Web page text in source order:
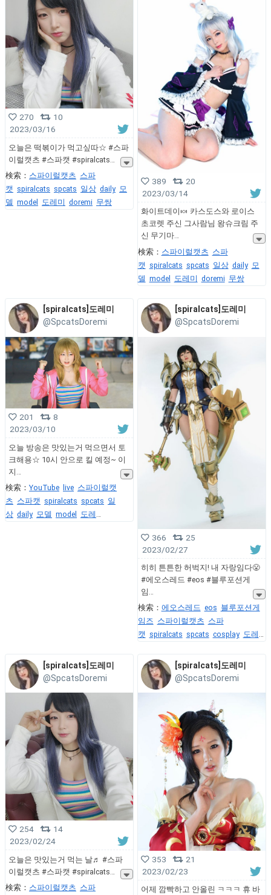
270
10
2023/03/16
오늘은 떡볶이가 먹고싶따☆ #스파
이럴캣츠 #스파캣 #spiralcats
検索： 스파이럴캣츠 스파
캣 spiralcats spcats 일상 daily 모
델 model 도레미 doremi 무쌍
389
20
2023/03/14
화이트데이🍬 카스도스와 로이스
초코렛 주신 그사람님 왕슈크림 주
신 무기마
検索： 스파이럴캣츠 스파
캣 spiralcats spcats 일상 daily 모
델 model 도레미 doremi 무쌍
[spiralcats]도레미
@SpcatsDoremi
201
8
2023/03/10
오늘 방송은 맛있는거 먹으면서 토
크해용☆ 10시 안으로 킬 예정~ 이
지
検索： YouTube live 스파이럴캣
츠 스파캣 spiralcats spcats 일
상 daily 모델 model
도레
[spiralcats]도레미
@SpcatsDoremi
366
25
2023/02/27
히히 튼튼한 허벅지! 내 자랑임다😤
#에오스레드 #eos #블루포션게
임
検索： 에오스레드 eos 블루포션게
임즈 스파이럴캣츠 스파
캣 spiralcats spcats cosplay 도레
[spiralcats]도레미
@SpcatsDoremi
254
14
2023/02/24
오늘은 맛있는거 먹는 날♬ #스파
이럴캣츠 #스파캣 #spiralcats
検索： 스파이럴캣츠 스파
[spiralcats]도레미
@SpcatsDoremi
353
21
2023/02/23
어제 깜빡하고 안올린 ㅋㅋㅋ 휴 바